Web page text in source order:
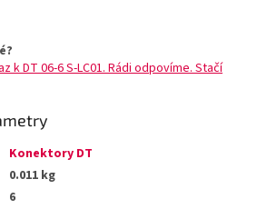
k DT 06-6 S-LC01. Rádi odpovíme. Stačí
Konektory DT
0.011 kg
6